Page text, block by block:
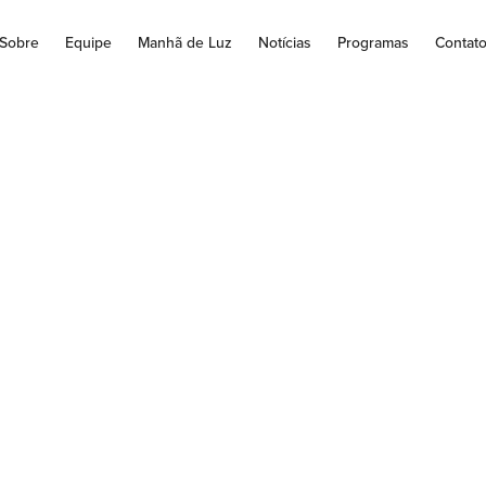
Sobre Equipe Manhã de Luz Notícias Programas Contato